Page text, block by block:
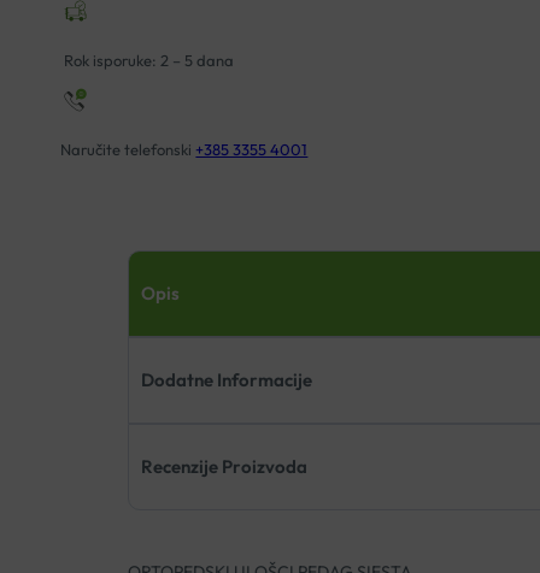
Rok isporuke: 2 – 5 dana
Naručite telefonski +385 3355 4001
Opis
Dodatne Informacije
Recenzije Proizvoda